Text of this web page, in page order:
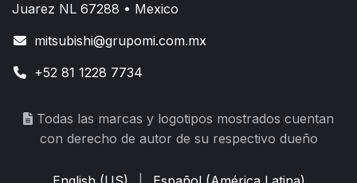
Juarez NL 67288 • Mexico
mitsubishi@grupomi.com.mx
+52 81 1228 7734
Todas las marcas y logotipos mostrados cuentan
con derecho de autor de su respectivo dueño